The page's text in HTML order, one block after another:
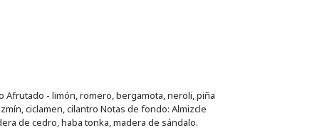
Afrutado - limón, romero, bergamota, neroli, piña
ciclamen, cilantro Notas de fondo: Almizcle
de cedro, haba tonka, madera de sándalo.